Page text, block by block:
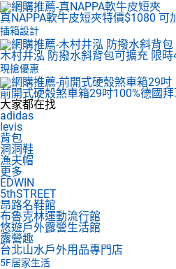
真NAPPA軟牛皮短夾特價$1080 可
插箱設計
木村井泓 防撥水斜背包可擴充 限
現搶優惠
前開式硬殼煞車箱29吋100%德國
大家都在找
adidas
levis
背包
洞洞鞋
漁夫帽
更多
EDWIN
5thSTREET
昂路名鞋館
布魯克林運動流行館
悠遊戶外露營生活館
露營趣
台北山水戶外用品專門店
5F居家生活